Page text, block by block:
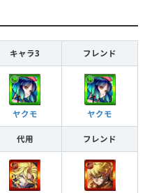
キャラ3 フレンド
ヤクモ ヤクモ
代用 フレンド